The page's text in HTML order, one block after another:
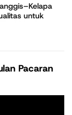
untuk
Pacaran